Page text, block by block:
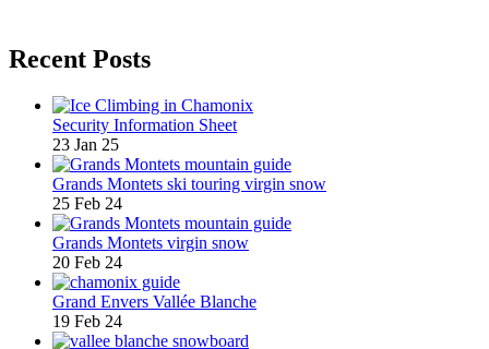
Recent Posts
Security Information Sheet
23 Jan 25
Grands Montets ski touring virgin snow
25 Feb 24
Grands Montets virgin snow
20 Feb 24
Grand Envers Vallée Blanche
19 Feb 24